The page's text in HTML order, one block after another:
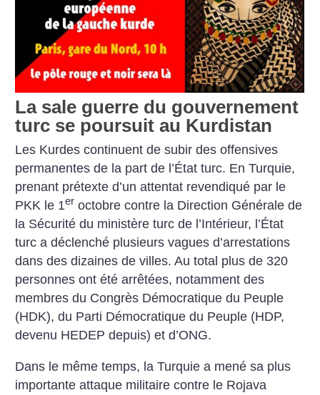
La sale guerre du gouvernement
turc se poursuit au Kurdistan
Les Kurdes continuent de subir des offensives
permanentes de la part de l’État turc. En Turquie,
prenant prétexte d’un attentat revendiqué par le
PKK le 1er octobre contre la Direction Générale de
la Sécurité du ministère turc de l’Intérieur, l’État
turc a déclenché plusieurs vagues d’arrestations
dans des dizaines de villes. Au total plus de 320
personnes ont été arrêtées, notamment des
membres du Congrès Démocratique du Peuple
(HDK), du Parti Démocratique du Peuple (HDP,
devenu HEDEP depuis) et d’ONG.
Dans le même temps, la Turquie a mené sa plus
importante attaque militaire contre le Rojava